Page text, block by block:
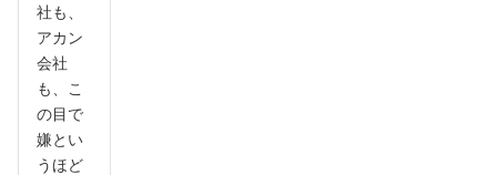
社も、
アカン
会社
も、こ
の目で
嫌とい
うほど